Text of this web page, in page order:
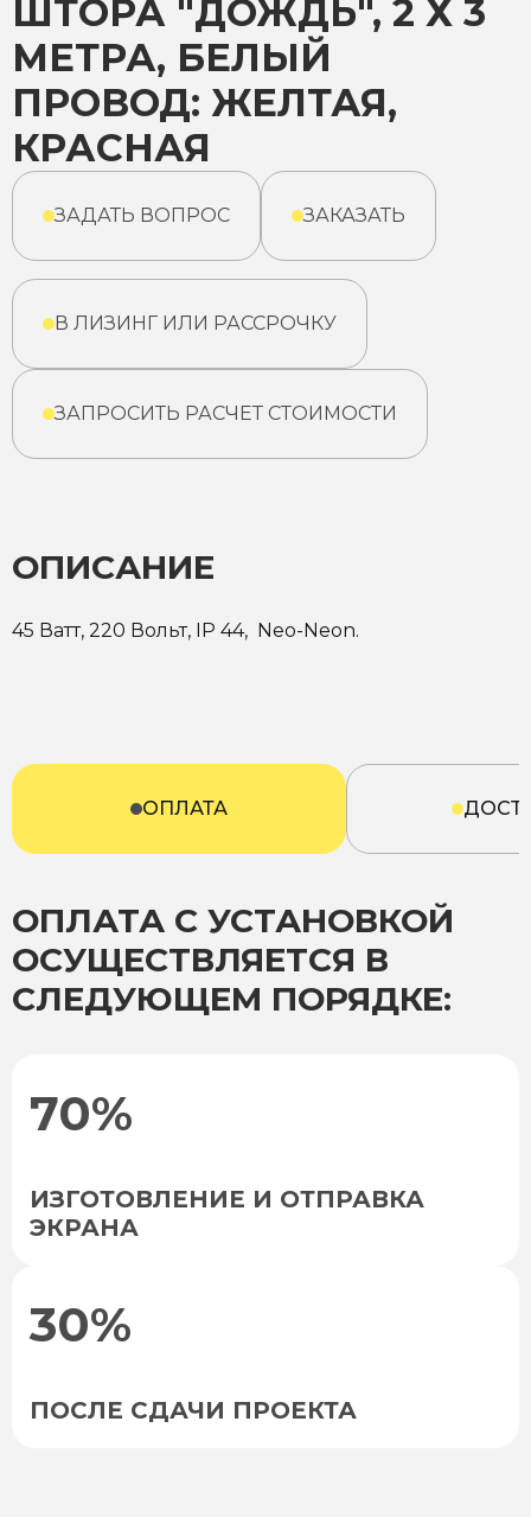
ШТОРА "ДОЖДЬ", 2 Х 3
МЕТРА, БЕЛЫЙ
ПРОВОД: ЖЕЛТАЯ,
КРАСНАЯ
ЗАДАТЬ ВОПРОС ЗАКАЗАТЬ
В ЛИЗИНГ ИЛИ РАССРОЧКУ
ЗАПРОСИТЬ РАСЧЕТ СТОИМОСТИ
ОПИСАНИЕ
45 Ватт, 220 Вольт, IP 44, Neo-Neon.
ОПЛАТА
ОПЛАТА С УСТАНОВКОЙ
ОСУЩЕСТВЛЯЕТСЯ В
СЛЕДУЮЩЕМ ПОРЯДКЕ:
70%
ИЗГОТОВЛЕНИЕ И ОТПРАВКА
ЭКРАНА
30%
ПОСЛЕ СДАЧИ ПРОЕКТА